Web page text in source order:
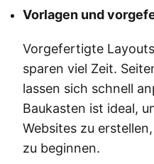
Vorlagen und
Vorgefertigte
sparen viel Zeit.
lassen sich schnell
Baukasten ist ideal,
Websites zu
zu beginnen.